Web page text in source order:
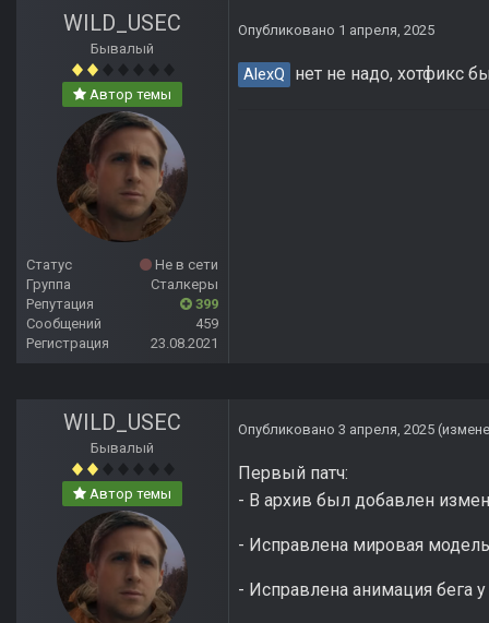
WILD_USEC
Бывалый
Автор темы
Статус
Не в сети
Группа
Сталкеры
Репутация
399
Сообщений
459
Регистрация
23.08.2021
Опубликовано 1 апреля, 2025
AlexQ нет не надо, хотфикс
WILD_USEC
Бывалый
Автор темы
Опубликовано 3 апреля, 2025
Первый патч:
- В архив был добавлен
- Исправлена мировая
- Исправлена анимация бега